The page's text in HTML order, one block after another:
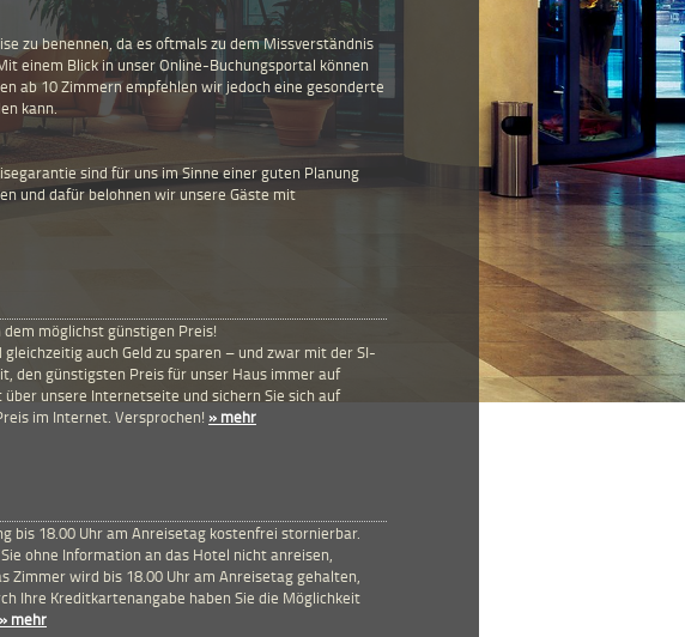
zu benennen, da es oftmals zu dem Missverständnis
einem Blick in unser Online-Buchungsportal können
ab 10 Zimmern empfehlen wir jedoch eine gesonderte
kann.
sind für uns im Sinne einer guten Planung
und dafür belohnen wir unsere Gäste mit
möglichst günstigen Preis!
auch Geld zu sparen – und zwar mit der SI-
den günstigsten Preis für unser Haus immer auf
unsere Internetseite und sichern Sie sich auf
im Internet. Versprochen! » mehr
bis 18.00 Uhr am Anreisetag kostenfrei stornierbar.
ohne Information an das Hotel nicht anreisen,
Zimmer wird bis 18.00 Uhr am Anreisetag gehalten,
Ihre Kreditkartenangabe haben Sie die Möglichkeit
» mehr